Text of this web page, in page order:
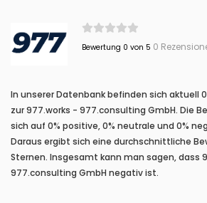
Bewertung 0 von 5 0
In unserer Datenbank befinden sich aktuell
zur 977.works - 977.consulting GmbH. Die
sich auf 0% positive, 0% neutrale und 0%
Daraus ergibt sich eine durchschnittliche
Sternen. Insgesamt kann man sagen, dass
977.consulting GmbH negativ ist.